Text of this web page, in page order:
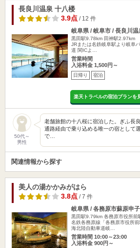
長良川温泉 十八楼
3.9点/ 12 件
岐阜県 / 岐阜市 / 長良川温
黒田駅9.78km 田神駅2.97km
JRまたは名鉄岐阜駅より岐阜
道 関ICよ…
営業時間
入浴料金 1,500円～
日帰り 宿泊
楽天トラベルの宿泊プランを
50代～
男性
老舗旅館の十八桜に宿泊した。ぎふ長
通路経由で乗り込める唯一の宿として
で…
関連情報から探す
美人の湯かかみがはら
3.8点/ 7 件
岐阜県 / 各務原市蘇原申
黒田駅9.79km 各務原市役所前
名鉄各務原線「各務原市役所
海北陸自動車道岐…
営業時間 10:00～23:00
入浴料金 900円～